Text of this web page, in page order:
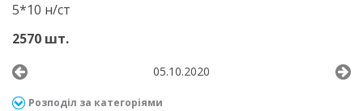
5*10 н/ст
2570 шт.
05.10.2020
Розподіл за категоріями